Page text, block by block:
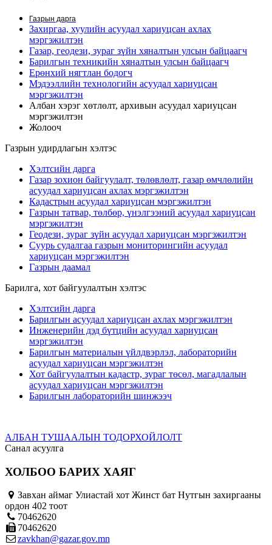
Газрын дарга
Захиргаа, хуулийн асуудал хариуцсан ахлах
мэргэжилтэн
Газар, геодези, зураг зүйн хяналтын улсын байцаагч
Барилгын техникийн хяналтын улсын байцаагч
Ерөнхий нягтлан бодогч
Мэдээллийн технологийн асуудал хариуцсан
мэргэжилтэн
Албан хэрэг хөтлөлт, архивын асуудал хариуцсан
мэргэжилтэн
Жолооч
Газрын удирдлагын хэлтэс
Хэлтсийн дарга
Газар зохион байгуулалт, төлөвлөлт, газар өмчлөлийн
асуудал хариуцсан ахлах мэргэжилтэн
Кадастрын асуудал хариуцсан мэргэжилтэн
Газрын татвар, төлбөр, үнэлгээний асуудал хариуцсан
мэргэжилтэн
Геодези, зураг зүйн асуудал хариуцсан мэргэжилтэн
Суурь судалгаа газрын мониторингийн асуудал
хариуцсан мэргэжилтэн
Газрын даамал
Барилга, хот байгуулалтын хэлтэс
Хэлтсийн дарга
Барилгын асуудал хариуцсан ахлах мэргэжилтэн
Инженерийн дэд бүтцийн асуудал хариуцсан
мэргэжилтэн
Барилгын материалын үйлдвэрлэл, лабораторийн
асуудал хариуцсан мэргэжилтэн
Хот байгуулалтын кадастр, зураг төсөл, магадлалын
асуудал хариуцсан мэргэжилтэн
Барилгын лабораторийн шинжээч
АЛБАН ТУШААЛЫН ТОДОРХОЙЛОЛТ
Санал асуулга
ХОЛБОО БАРИХ ХАЯГ
Завхан аймаг Улиастай хот Жинст бат Нутгын захиргааны
ордон 402 тоот
70462620
70462620
zavkhan@gazar.gov.mn